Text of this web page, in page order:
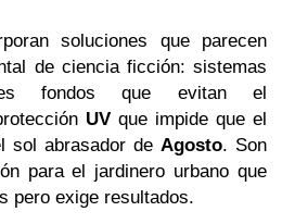
soluciones que parecen
de ciencia ficción: sistemas
fondos que evitan el
UV que impide que el
sol abrasador de Agosto. Son
para el jardinero urbano que
pero exige resultados.